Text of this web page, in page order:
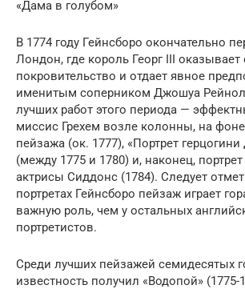
«Дама в голубом»
В 1774 году Гейнсборо окончательно
Лондон, где король Георг III оказывает
покровительство и отдает явное
именитым соперником Джошуа
лучших работ этого периода —
миссис Грехем возле колонны, на
пейзажа (ок. 1777), «Портрет
(между 1775 и 1780) и, наконец,
актрисы Сиддонс (1784). Следует
портретах Гейнсборо пейзаж играет
важную роль, чем у остальных
портретистов.
Среди лучших пейзажей семидесятых
известность получил «Водопой» (1775-